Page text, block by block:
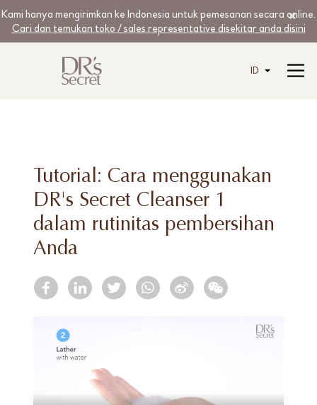
Kami hanya mengirimkan ke Indonesia untuk pemesanan secara online.
Cari dan temukan toko / sales representative disekitar anda disini
ID
Tutorial: Cara menggunakan
DR's Secret Cleanser 1
dalam rutinitas pembersihan
Anda